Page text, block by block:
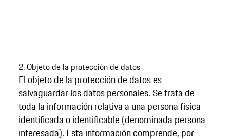
2. Objeto de la protección de datos
El objeto de la protección de datos es
salvaguardar los datos personales. Se trata de
toda la información relativa a una persona física
identificada o identificable (denominada persona
interesada). Esta información comprende, por